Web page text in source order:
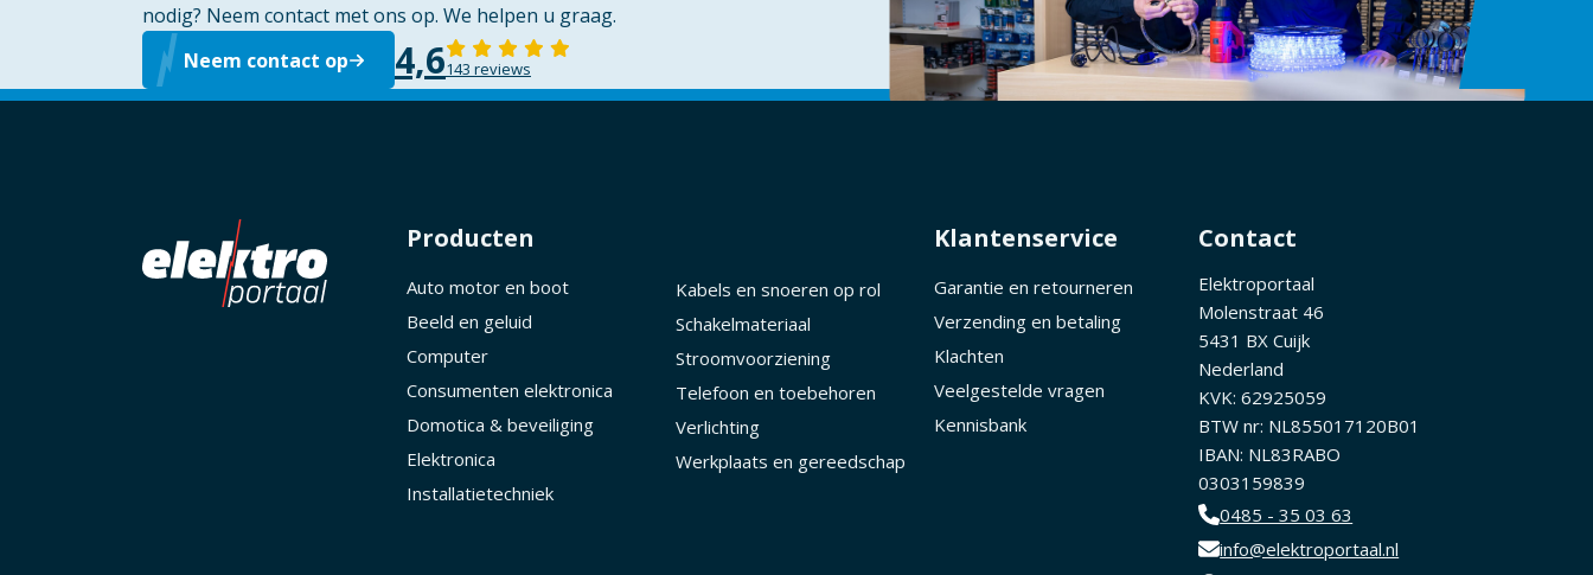
nodig? Neem contact met ons op. We helpen u graag.
Neem contact op
4,6143 reviews
Producten
Auto motor en boot
Beeld en geluid
Computer
Consumenten elektronica
Domotica & beveiliging
Elektronica
Installatietechniek
Kabels en snoeren op rol
Schakelmateriaal
Stroomvoorziening
Telefoon en toebehoren
Verlichting
Werkplaats en gereedschap
Klantenservice
Garantie en retourneren
Verzending en betaling
Klachten
Veelgestelde vragen
Kennisbank
Contact
Elektroportaal
Molenstraat 46
5431 BX Cuijk
Nederland
KVK: 62925059
BTW nr: NL855017120B01
IBAN: NL83RABO
0303159839
0485 - 35 03 63
info@elektroportaal.nl